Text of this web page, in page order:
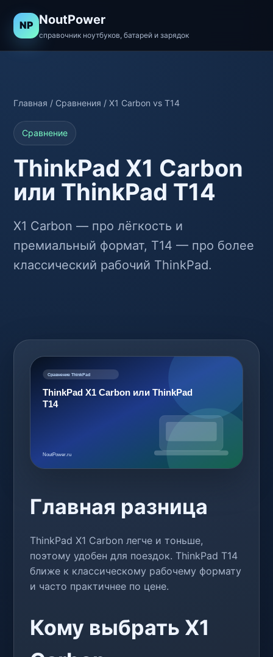
NP NoutPower
справочник ноутбуков, батарей и зарядок
Главная / Сравнения / X1 Carbon vs T14
Сравнение
ThinkPad X1 Carbon
или ThinkPad T14
X1 Carbon — про лёгкость и
премиальный формат, T14 — про более
классический рабочий ThinkPad.
Главная разница
ThinkPad X1 Carbon легче и тоньше,
поэтому удобен для поездок. ThinkPad T14
ближе к классическому рабочему формату
и часто практичнее по цене.
Кому выбрать X1